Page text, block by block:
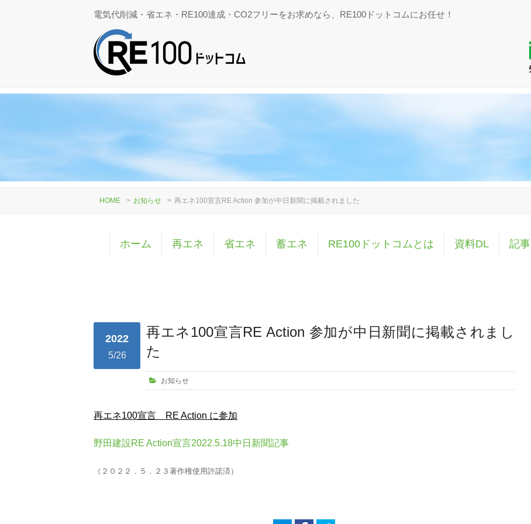
電気代削減・省エネ・RE100達成・CO2フリーをお求めなら、RE100ドットコムにお任せ！
HOME > お知らせ > 再エネ100宣言RE Action 参加が中日新聞に掲載されました
ホーム 再エネ 省エネ 蓄エネ RE100ドットコムとは 資料DL 記事
2022
5/26
再エネ100宣言RE Action 参加が中日新聞に掲載されまし
た
お知らせ
再エネ100宣言 RE Action に参加
野田建設RE Action宣言2022.5.18中日新聞記事
（２０２２．５．２３著作権使用許諾済）